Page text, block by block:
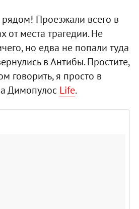
Проезжали всего в
от места трагедии. Не
но едва не попали туда
в Антибы. Простите,
говорить, я просто в
Димопулос Life.